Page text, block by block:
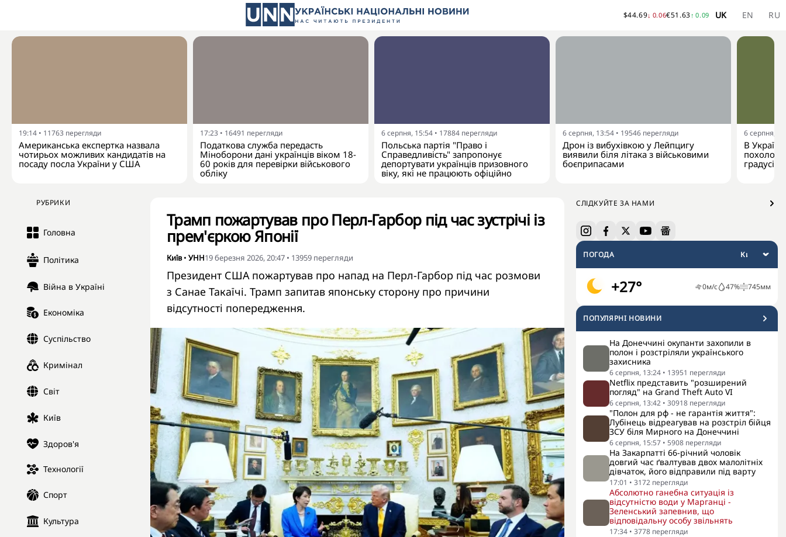
$44.69↓ 0.06€51.63↑ 0.09 UK EN RU
19:14 • 11763 перегляди
Американська експертка назвала
чотирьох можливих кандидатів на
посаду посла України у США
17:23 • 16491 перегляди
Податкова служба передасть
Міноборони дані українців віком 18-
60 років для перевірки військового
обліку
6 серпня, 15:54 • 17884 перегляди
Польська партія "Право і
Справедливість" запропонує
депортувати українців призовного
віку, які не працюють офіційно
6 серпня, 13:54 • 19546 перегляди
Дрон із вибухівкою у Лейпцигу
виявили біля літака з військовими
боєприпасами
6 серпня,
В
градусів
РУБРИКИ
Головна
Політика
Війна в Україні
Економіка
Суспільство
Кримінал
Світ
Київ
Здоров'я
Технології
Спорт
Культура
СЛІДКУЙТЕ ЗА НАМИ
ПОГОДА
+27° 0м/с 47% 745мм
ПОПУЛЯРНI НОВИНИ
На Донеччині окупанти захопили в
полон і розстріляли українського
захисника
6 серпня, 13:24 • 13951 перегляди
Netflix представить "розширений
погляд" на Grand Theft Auto VI
6 серпня, 13:42 • 30918 перегляди
"Полон для рф - не гарантія життя":
Лубінець відреагував на розстріл бійця
ЗСУ біля Мирного на Донеччині
6 серпня, 15:57 • 5908 перегляди
На Закарпатті 66-річний чоловік
довгий час ґвалтував двох малолітніх
дівчаток, його відправили під варту
17:01 • 3172 перегляди
Абсолютно ганебна ситуація із
відсутністю води у Марганці -
Зеленський запевнив, що
відповідальну особу звільнять
17:34 • 3778 перегляди
Трамп пожартував про Перл-Гарбор під час зустрічі із
прем'єркою Японії
Київ• УНН19 березня 2026, 20:47 • 13959 перегляди
Президент США пожартував про напад на Перл-Гарбор під час розмови
з Санае Такаїчі. Трамп запитав японську сторону про причини
відсутності попередження.